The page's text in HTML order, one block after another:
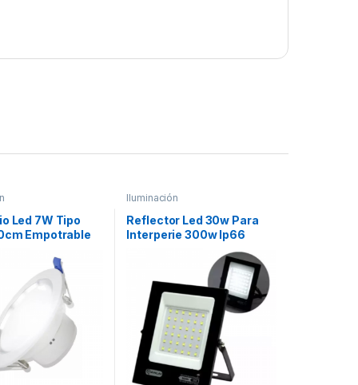
Led 7W Tipo
Empotrable
Iluminación
Reflector Led 30w Para
Interperie 300w Ip66